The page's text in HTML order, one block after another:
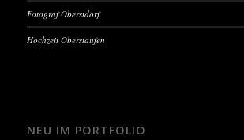
Fotograf Oberstdorf
Hochzeit Oberstaufen
NEU IM PORTFOLIO